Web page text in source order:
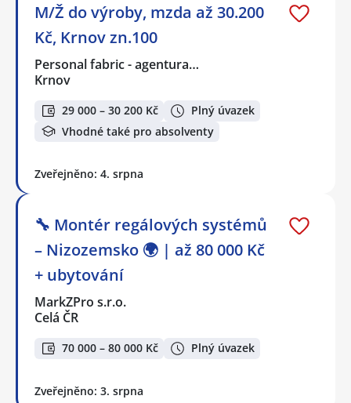
M/Ž do výroby, mzda až 30.200
Kč, Krnov zn.100
Personal fabric - agentura…
Krnov
29 000 – 30 200 Kč
Plný úvazek
Vhodné také pro absolventy
Zveřejněno: 4. srpna
🔧 Montér regálových systémů
– Nizozemsko 🌍 | až 80 000 Kč
+ ubytování
MarkZPro s.r.o.
Celá ČR
70 000 – 80 000 Kč Plný úvazek
Zveřejněno: 3. srpna